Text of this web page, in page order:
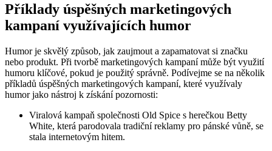
Příklady úspěšných marketingových
kampaní využívajících humor
Humor je skvělý způsob, jak zaujmout a zapamatovat si značku
nebo produkt. Při tvorbě marketingových kampaní může být využití
humoru klíčové, pokud je použitý správně. Podívejme se na několik
příkladů úspěšných marketingových kampaní, které využívaly
humor jako nástroj k získání pozornosti:
Viralová kampaň společnosti Old Spice s herečkou Betty
White, která parodovala tradiční reklamy pro pánské vůně, se
stala internetovým hitem.